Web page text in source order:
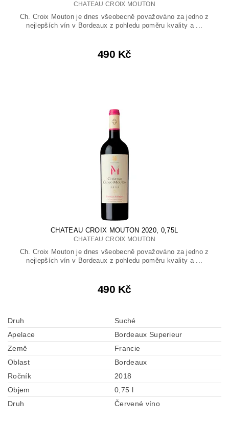
CHATEAU CROIX MOUTON
Ch. Croix Mouton je dnes všeobecně považováno za jedno z
nejlepších vín v Bordeaux z pohledu poměru kvality a ...
490 Kč
CHATEAU CROIX MOUTON 2020, 0,75L
CHATEAU CROIX MOUTON
Ch. Croix Mouton je dnes všeobecně považováno za jedno z
nejlepších vín v Bordeaux z pohledu poměru kvality a ...
490 Kč
Druh
Suché
Apelace
Bordeaux Superieur
Země
Francie
Oblast
Bordeaux
Ročník
2018
Objem
0,75 l
Druh
Červené víno